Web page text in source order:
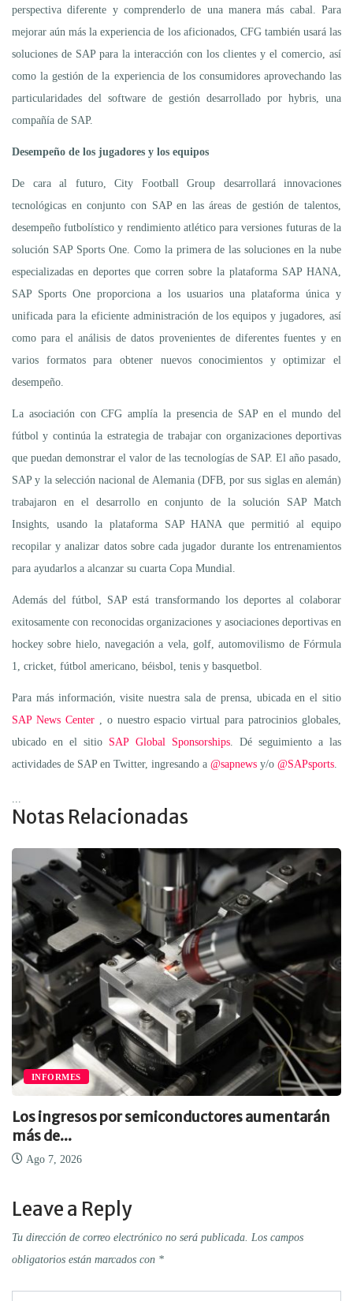
perspectiva diferente y comprenderlo de una manera más cabal. Para
mejorar aún más la experiencia de los aficionados, CFG también usará las
soluciones de SAP para la interacción con los clientes y el comercio, así
como la gestión de la experiencia de los consumidores aprovechando las
particularidades del software de gestión desarrollado por hybris, una
compañía de SAP.
Desempeño de los jugadores y los equipos
De cara al futuro, City Football Group desarrollará innovaciones
tecnológicas en conjunto con SAP en las áreas de gestión de talentos,
desempeño futbolístico y rendimiento atlético para versiones futuras de la
solución SAP Sports One. Como la primera de las soluciones en la nube
especializadas en deportes que corren sobre la plataforma SAP HANA,
SAP Sports One proporciona a los usuarios una plataforma única y
unificada para la eficiente administración de los equipos y jugadores, así
como para el análisis de datos provenientes de diferentes fuentes y en
varios formatos para obtener nuevos conocimientos y optimizar el
desempeño.
La asociación con CFG amplía la presencia de SAP en el mundo del
fútbol y continúa la estrategia de trabajar con organizaciones deportivas
que puedan demonstrar el valor de las tecnologías de SAP. El año pasado,
SAP y la selección nacional de Alemania (DFB, por sus siglas en alemán)
trabajaron en el desarrollo en conjunto de la solución SAP Match
Insights, usando la plataforma SAP HANA que permitió al equipo
recopilar y analizar datos sobre cada jugador durante los entrenamientos
para ayudarlos a alcanzar su cuarta Copa Mundial.
Además del fútbol, SAP está transformando los deportes al colaborar
exitosamente con reconocidas organizaciones y asociaciones deportivas en
hockey sobre hielo, navegación a vela, golf, automovilismo de Fórmula
1, cricket, fútbol americano, béisbol, tenis y basquetbol.
Para más información, visite nuestra sala de prensa, ubicada en el sitio
SAP News Center, o nuestro espacio virtual para patrocinios globales,
ubicado en el sitio SAP Global Sponsorships. Dé seguimiento a las
actividades de SAP en Twitter, ingresando a @sapnews y/o @SAPsports
Notas Relacionadas
INFORMES
Los ingresos por semiconductores aumentarán
más de...
Ago 7, 2026
Leave a Reply
Tu dirección de correo electrónico no será publicada. Los campos
obligatorios están marcados con *